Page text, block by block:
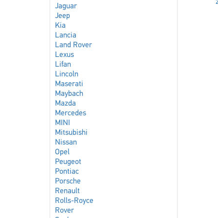
Jaguar
Jeep
Kia
Lancia
Land Rover
Lexus
Lifan
Lincoln
Maserati
Maybach
Mazda
Mercedes
MINI
Mitsubishi
Nissan
Opel
Peugeot
Pontiac
Porsche
Renault
Rolls-Royce
Rover